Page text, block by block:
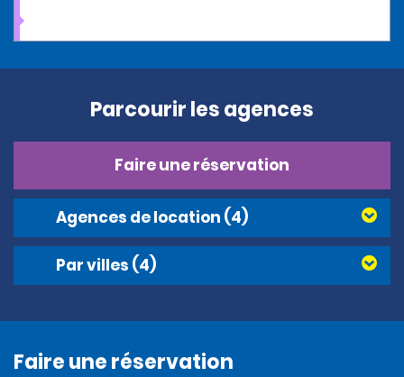
Parcourir les agences
Faire une réservation
Agences de location (4)
Par villes (4)
Faire une réservation